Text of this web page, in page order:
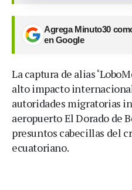
Agrega Minuto30
en Google
La captura de alias
alto impacto
autoridades migratorias
aeropuerto El Dorado de
presuntos cabecillas del
ecuatoriano.